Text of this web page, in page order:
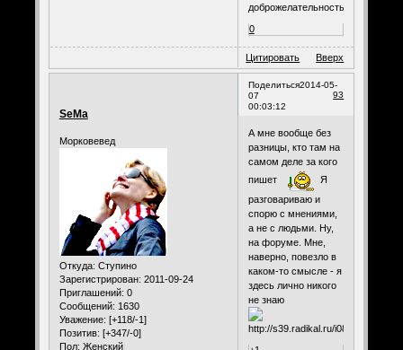
доброжелательность.
0
Цитировать Вверх
Поделиться
93
2014-05-
07
00:03:12
SeMa
Морковевед
Откуда: Ступино
Зарегистрирован: 2011-09-24
Приглашений: 0
Сообщений: 1630
Уважение: [+118/-1]
Позитив: [+347/-0]
Пол: Женский
А мне вообще без
разницы, кто там на
самом деле за кого
пишет
Я
разговариваю и
спорю с мнениями,
а не с людьми. Ну,
на форуме. Мне,
наверно, повезло в
каком-то смысле - я
здесь лично никого
не знаю